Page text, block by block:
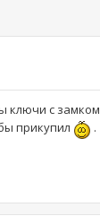
ключи с замком
прикупил .